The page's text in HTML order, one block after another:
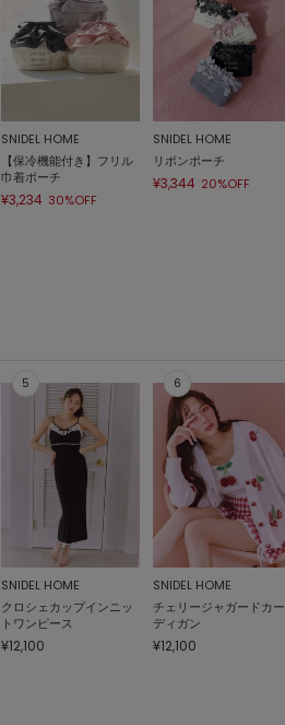
SNIDEL HOME
【保冷機能付き】フリル
巾着ポーチ
¥3,234 30%OFF
SNIDEL HOME
リボンポーチ
¥3,344 20%OFF
SNIDEL HOME
クロシェカップインニッ
トワンピース
¥12,100
SNIDEL HOME
チェリージャガードカー
ディガン
¥12,100